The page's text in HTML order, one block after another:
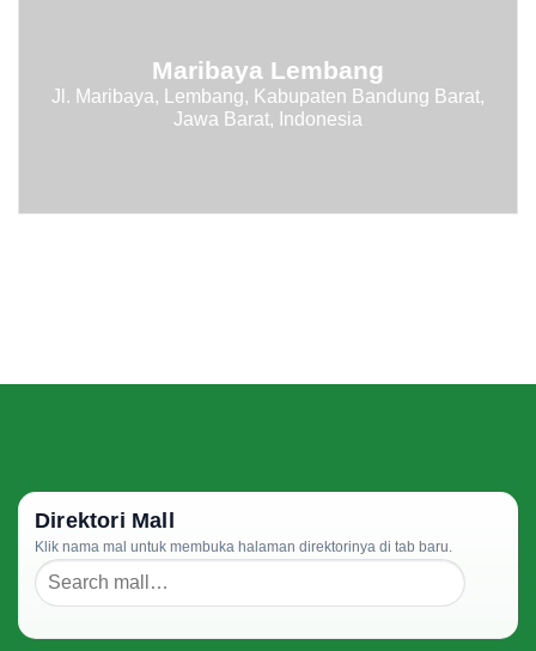
Maribaya Lembang
Jl. Maribaya, Lembang, Kabupaten Bandung Barat,
Jawa Barat, Indonesia
Direktori Mall
Klik nama mal untuk membuka halaman direktorinya di tab baru.